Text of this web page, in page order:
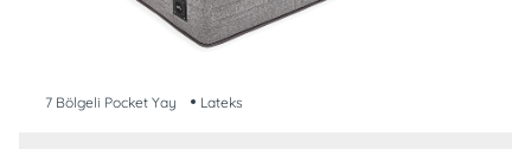
7 Bölgeli Pocket Yay Lateks